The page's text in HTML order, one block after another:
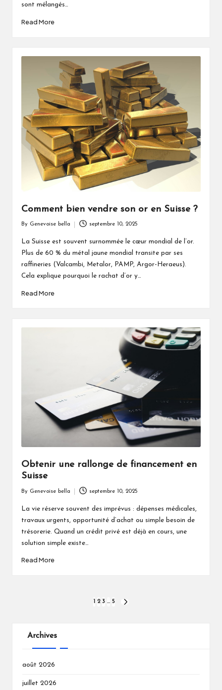
sont mélangés…
Read More
Comment bien vendre son or en Suisse ?
by
By Genevoise bella septembre 10, 2025
La Suisse est souvent surnommée le cœur mondial de l’or.
Plus de 60 % du métal jaune mondial transite par ses
raffineries (Valcambi, Metalor, PAMP, Argor-Heraeus).
Cela explique pourquoi le rachat d’or y…
Read More
Obtenir une rallonge de financement en
Suisse
by
By Genevoise bella septembre 10, 2025
La vie réserve souvent des imprévus : dépenses médicales,
travaux urgents, opportunité d’achat ou simple besoin de
trésorerie. Quand un crédit privé est déjà en cours, une
solution simple existe…
Read More
publications
2 3 … 5
Archives
août 2026
juillet 2026